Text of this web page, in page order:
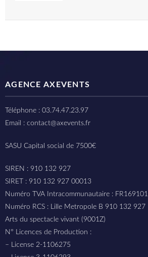
AGENCE AXEVENTS
Téléphone : 03.74.47.23.97
Email : contact@axevents.fr
SASU Capital social de 7500€
SIREN : 910 132 927
SIRET : 910 132 927 00013
Numéro TVA Intracommunautaire :
Numéro RCS : Lille Metropole B 910 132 927
Arts du spectacle vivant (9001Z)
N° Licences de Production :
– License 2-1106275